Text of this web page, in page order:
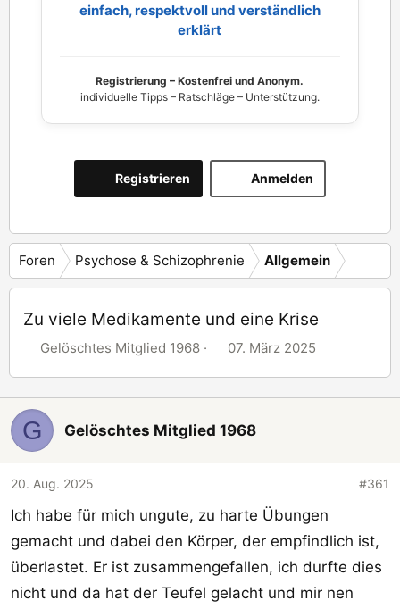
einfach, respektvoll und verständlich
erklärt
Registrierung – Kostenfrei und Anonym.
individuelle Tipps – Ratschläge – Unterstützung.
Anmelden
Registrieren
Foren Psychose & Schizophrenie Allgemein
Zu viele Medikamente und eine Krise
E
t
e
l
r
Gelöschtes Mitglied 1968
E
e
a
m
07. März 2025
G Gelöschtes Mitglied 1968
20. Aug. 2025 #361
Ich habe für mich ungute, zu harte Übungen
gemacht und dabei den Körper, der empfindlich ist,
überlastet. Er ist zusammengefallen, ich durfte dies
nicht und da hat der Teufel gelacht und mir nen